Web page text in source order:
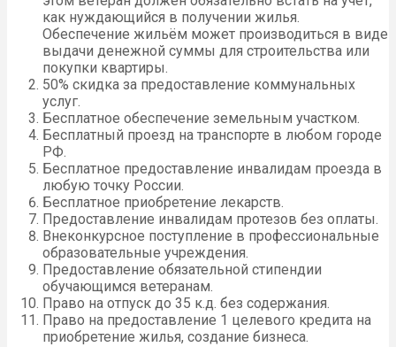
как нуждающийся в получении жилья.
Обеспечение жильём может производиться в виде
выдачи денежной суммы для строительства или
покупки квартиры.
50% скидка за предоставление коммунальных
услуг.
Бесплатное обеспечение земельным участком.
Бесплатный проезд на транспорте в любом городе
РФ.
Бесплатное предоставление инвалидам проезда в
любую точку России.
Бесплатное приобретение лекарств.
Предоставление инвалидам протезов без оплаты.
Внеконкурсное поступление в профессиональные
образовательные учреждения.
Предоставление обязательной стипендии
обучающимся ветеранам.
Право на отпуск до 35 к.д. без содержания.
Право на предоставление 1 целевого кредита на
приобретение жилья, создание бизнеса.